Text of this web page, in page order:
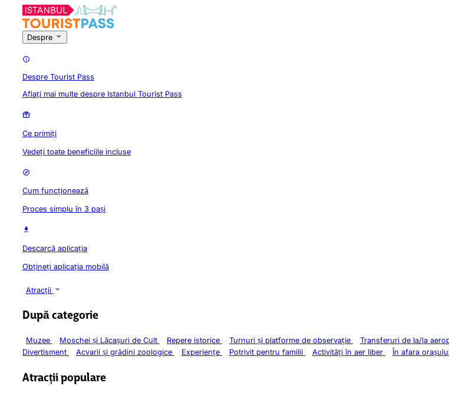
Despre
Despre Tourist Pass
Aflați mai multe despre Istanbul Tourist Pass
Ce primiți
Vedeți toate beneficiile incluse
Cum funcționează
Proces simplu în 3 pași
Descarcă aplicația
Obțineți aplicația mobilă
Atracții
După categorie
Muzee Moschei și Lăcașuri de Cult Repere istorice Turnuri și platforme de observație Transferuri de la/la
Divertisment
Acvarii și grădini zoologice Experiențe Potrivit pentru familii Activități în aer liber În afara
Atracții populare